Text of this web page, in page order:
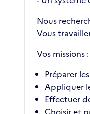
Nous
Vous
Vos missions :
Préparer
Appliquer
Effectuer